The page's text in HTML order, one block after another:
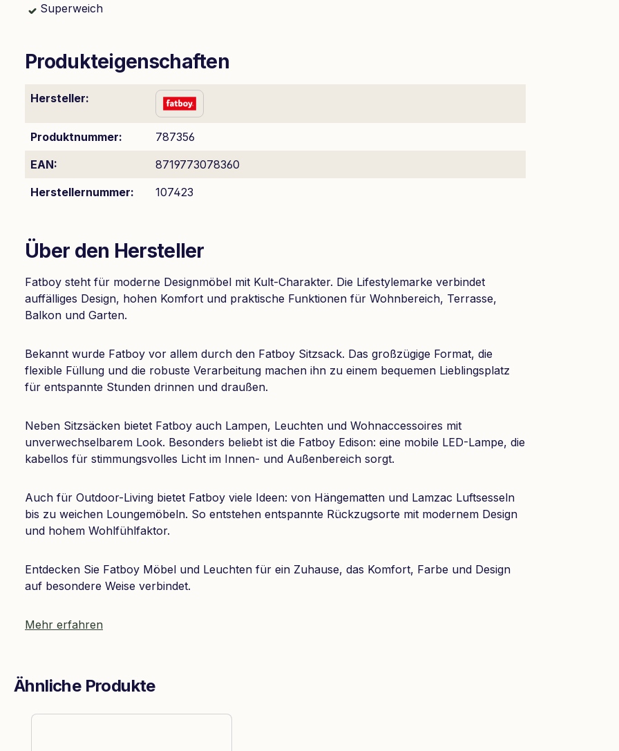
Superweich
Produkteigenschaften
Hersteller:
Produktnummer:
787356
EAN:
8719773078360
Herstellernummer:
107423
Über den Hersteller
Fatboy steht für moderne Designmöbel mit Kult-Charakter. Die Lifestylemarke verbindet
auffälliges Design, hohen Komfort und praktische Funktionen für Wohnbereich, Terrasse,
Balkon und Garten.
Bekannt wurde Fatboy vor allem durch den Fatboy Sitzsack. Das großzügige Format, die
flexible Füllung und die robuste Verarbeitung machen ihn zu einem bequemen Lieblingsplatz
für entspannte Stunden drinnen und draußen.
Neben Sitzsäcken bietet Fatboy auch Lampen, Leuchten und Wohnaccessoires mit
unverwechselbarem Look. Besonders beliebt ist die Fatboy Edison: eine mobile LED-Lampe, die
kabellos für stimmungsvolles Licht im Innen- und Außenbereich sorgt.
Auch für Outdoor-Living bietet Fatboy viele Ideen: von Hängematten und Lamzac Luftsesseln
bis zu weichen Loungemöbeln. So entstehen entspannte Rückzugsorte mit modernem Design
und hohem Wohlfühlfaktor.
Entdecken Sie Fatboy Möbel und Leuchten für ein Zuhause, das Komfort, Farbe und Design
auf besondere Weise verbindet.
Mehr erfahren
Ähnliche Produkte
Produktgalerie überspringen